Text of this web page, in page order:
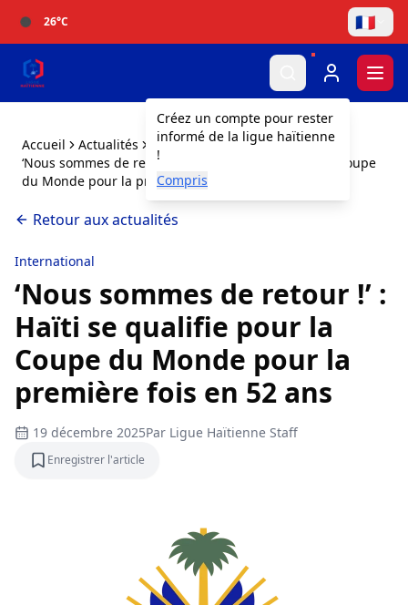
26°C 🇫🇷
Créez un compte pour rester
informé de la ligue haïtienne
!
Compris
Accueil
Actualités
‘Nous sommes de retour !’ : Haïti se qualifie pour la Coupe
du Monde pour la première fois en 52 ans
Retour aux actualités
International
‘Nous sommes de retour !’ :
Haïti se qualifie pour la
Coupe du Monde pour la
première fois en 52 ans
19 décembre 2025Par Ligue Haïtienne Staff
Enregistrer l'article
Enregistrer l'article